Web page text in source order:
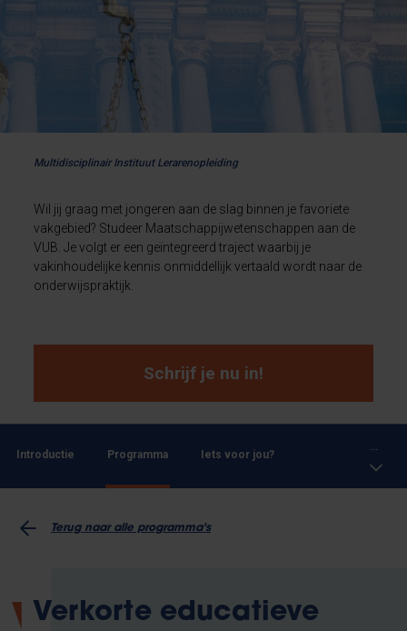
Multidisciplinair Instituut Lerarenopleiding
Wil jij graag met jongeren aan de slag binnen je favoriete
vakgebied? Studeer Maatschappijwetenschappen aan de
VUB. Je volgt er een geïntegreerd traject waarbij je
vakinhoudelijke kennis onmiddellijk vertaald wordt naar de
onderwijspraktijk.
Schrijf je nu in!
Introductie Programma Iets voor jou?
Terug naar alle programma's
Verkorte educatieve